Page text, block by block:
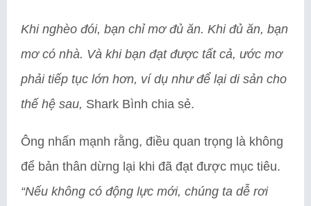
Khi nghèo đói, bạn chỉ mơ đủ ăn. Khi đủ ăn, bạn
mơ có nhà. Và khi bạn đạt được tất cả, ước mơ
phải tiếp tục lớn hơn, ví dụ như để lại di sản cho
thế hệ sau, Shark Bình chia sẻ.
Ông nhấn mạnh rằng, điều quan trọng là không
để bản thân dừng lại khi đã đạt được mục tiêu.
“Nếu không có động lực mới, chúng ta dễ rơi